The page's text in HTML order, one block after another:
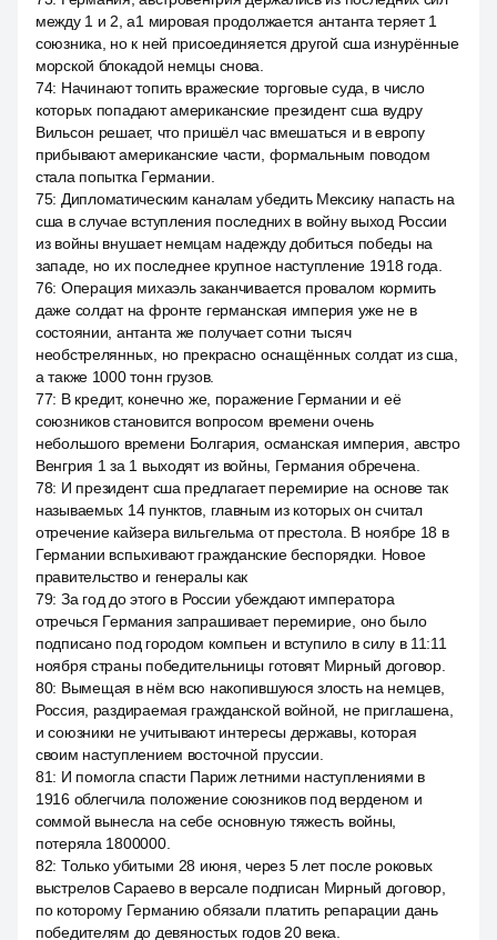
между 1 и 2, a1 мировая продолжается антанта теряет 1
союзника, но к ней присоединяется другой сша изнурённые
морской блокадой немцы снова.
74: Начинают топить вражеские торговые суда, в число
которых попадают американские президент сша вудру
Вильсон решает, что пришёл час вмешаться и в европу
прибывают американские части, формальным поводом
стала попытка Германии.
75: Дипломатическим каналам убедить Мексику напасть на
сша в случае вступления последних в войну выход России
из войны внушает немцам надежду добиться победы на
западе, но их последнее крупное наступление 1918 года.
76: Операция михаэль заканчивается провалом кормить
даже солдат на фронте германская империя уже не в
состоянии, антанта же получает сотни тысяч
необстрелянных, но прекрасно оснащённых солдат из сша,
а также 1000 тонн грузов.
77: В кредит, конечно же, поражение Германии и её
союзников становится вопросом времени очень
небольшого времени Болгария, османская империя, австро
Венгрия 1 за 1 выходят из войны, Германия обречена.
78: И президент сша предлагает перемирие на основе так
называемых 14 пунктов, главным из которых он считал
отречение кайзера вильгельма от престола. В ноябре 18 в
Германии вспыхивают гражданские беспорядки. Новое
правительство и генералы как
79: За год до этого в России убеждают императора
отречься Германия запрашивает перемирие, оно было
подписано под городом компьен и вступило в силу в 11:11
ноября страны победительницы готовят Мирный договор.
80: Вымещая в нём всю накопившуюся злость на немцев,
Россия, раздираемая гражданской войной, не приглашена,
и союзники не учитывают интересы державы, которая
своим наступлением восточной пруссии.
81: И помогла спасти Париж летними наступлениями в
1916 облегчила положение союзников под верденом и
соммой вынесла на себе основную тяжесть войны,
потеряла 1800000.
82: Только убитыми 28 июня, через 5 лет после роковых
выстрелов Сараево в версале подписан Мирный договор,
по которому Германию обязали платить репарации дань
победителям до девяностых годов 20 века.